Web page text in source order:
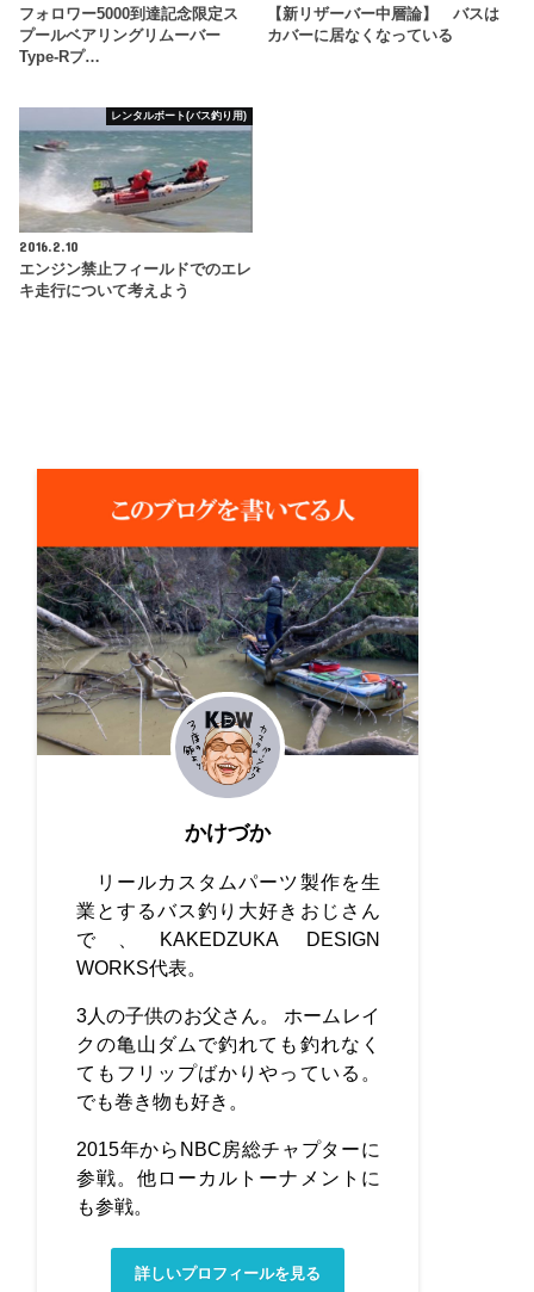
フォロワー5000到達記念限定ス
プールベアリングリムーバー
Type-Rプ…
【新リザーバー中層論】 バスは
カバーに居なくなっている
レンタルボート(バス釣り用)
2016.2.10
エンジン禁止フィールドでのエレ
キ走行について考えよう
かけづか
リールカスタムパーツ製作を生
業とするバス釣り大好きおじさん
で、KAKEDZUKA DESIGN
WORKS代表。
3人の子供のお父さん。 ホームレイ
クの亀山ダムで釣れても釣れなく
てもフリップばかりやっている。
でも巻き物も好き。
2015年からNBC房総チャプターに
参戦。他ローカルトーナメントに
も参戦。
詳しいプロフィールを見る